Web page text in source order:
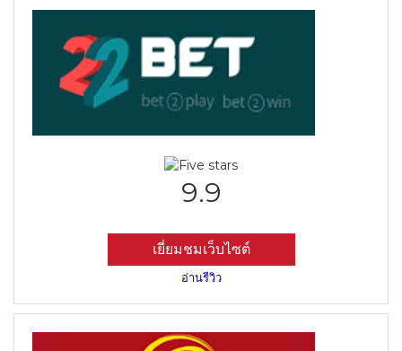
9.9
เยี่ยมชมเว็บไซต์
อ่านรีวิว